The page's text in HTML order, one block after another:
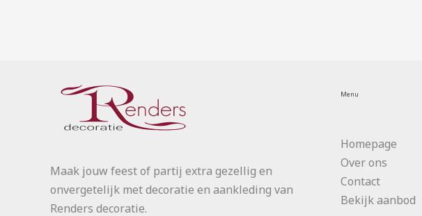
Maak jouw feest of partij extra gezellig en
onvergetelijk met decoratie en aankleding van
Renders decoratie.
Menu
Homepage
Over ons
Contact
Bekijk aanbod